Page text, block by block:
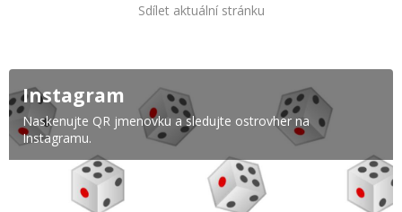
Sdílet aktuální stránku
Instagram
Naskenujte QR jmenovku a sledujte ostrovher na
Instagramu.